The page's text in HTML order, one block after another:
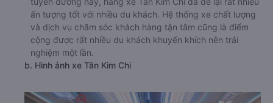
đi Đông Hà - Quảng Trị bạn chắc chắn không nên bỏ qua
nếu muốn trải nghiệm hành trình di chuyển an toàn và
tiện nghi nhất. Ngay từ những ngày đầu hoạt động trên
tuyến đường này, hãng xe Tân Kim Chi đã để lại rất nhiều
ấn tượng tốt với nhiều du khách. Hệ thống xe chất lượng
và dịch vụ chăm sóc khách hàng tận tâm cũng là điểm
nghiệm một lần.